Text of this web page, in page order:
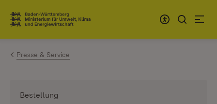
Zum Inhalt springen
Link zur Startseite
Presse & Service
Bestellung